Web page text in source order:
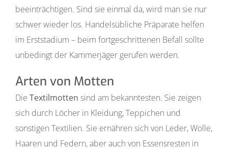
beeinträchtigen. Sind sie einmal da, wird man sie nur
schwer wieder los. Handelsübliche Präparate helfen
im Erststadium – beim fortgeschrittenen Befall sollte
unbedingt der Kammerjäger gerufen werden.
Arten von Motten
Die Textilmotten sind am bekanntesten. Sie zeigen
sich durch Löcher in Kleidung, Teppichen und
sonstigen Textilien. Sie ernähren sich von Leder, Wolle,
Haaren und Federn, aber auch von Essensresten in